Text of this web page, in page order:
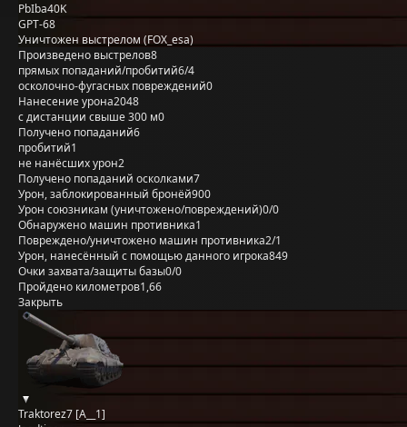
PbIba40K
GPT-68
Уничтожен выстрелом (FOX_esa)
Произведено выстрелов8
прямых попаданий/пробитий6/4
осколочно-фугасных повреждений0
Нанесение урона2048
с дистанции свыше 300 м0
Получено попаданий6
пробитий1
не нанёсших урон2
Получено попаданий осколками7
Урон, заблокированный бронёй900
Урон союзникам (уничтожено/повреждений)0/0
Обнаружено машин противника1
Повреждено/уничтожено машин противника2/1
Урон, нанесённый с помощью данного игрока849
Очки захвата/защиты базы0/0
Пройдено километров1,66
Закрыть
Traktorez7 [A__1]